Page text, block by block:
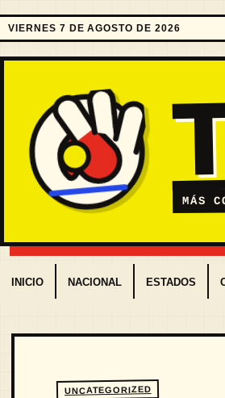
VIERNES 7 DE AGOSTO DE 2026
MÁS
INICIO NACIONAL ESTADOS
UNCATEGORIZED